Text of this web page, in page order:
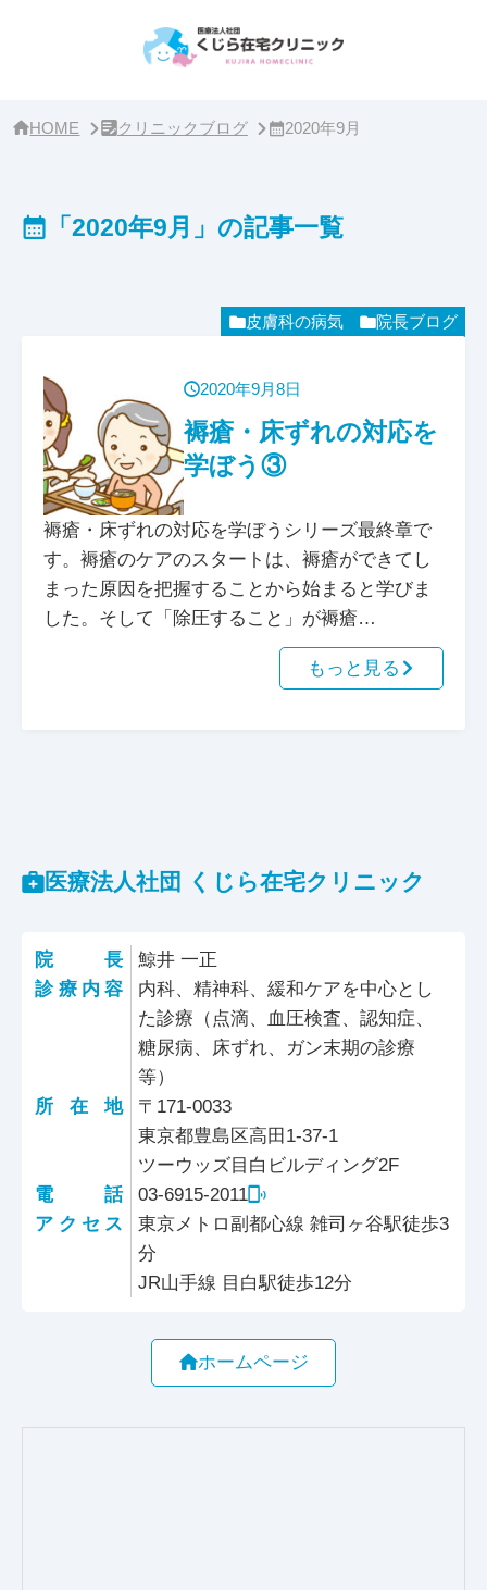
HOME クリニックブログ 2020年9月
「2020年9月」の記事一覧
皮膚科の病気 院長ブログ
2020年9月8日
褥瘡・床ずれの対応を
学ぼう③
褥瘡・床ずれの対応を学ぼうシリーズ最終章で
す。褥瘡のケアのスタートは、褥瘡ができてし
まった原因を把握することから始まると学びま
した。そして「除圧すること」が褥瘡…
もっと見る
医療法人社団 くじら在宅クリニック
院長
鯨井 一正
診療内容
内科、精神科、緩和ケアを中心とし
た診療（点滴、血圧検査、認知症、
糖尿病、床ずれ、ガン末期の診療
等）
所在地
〒171-0033
東京都豊島区高田1-37-1
ツーウッズ目白ビルディング2F
電話
03-6915-2011
アクセス
東京メトロ副都心線 雑司ヶ谷駅徒歩3
分
JR山手線 目白駅徒歩12分
ホームページ